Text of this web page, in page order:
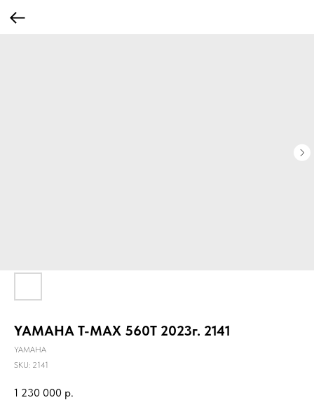
YAMAHA T-MAX 560T 2023г. 2141
YAMAHA
SKU: 2141
1 230 000 р.